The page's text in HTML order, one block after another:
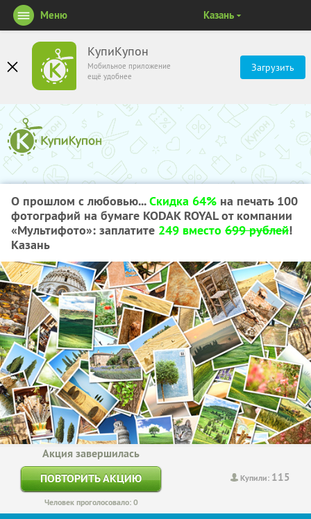
КупиКупон
Мобильное приложение
ещё удобнее
Загрузить
Меню Казань
О прошлом с любовью...Скидка 64% на печать 100
фотографий на бумаге KODAK ROYAL от компании
«Мультифото»: заплатите 249 вместо 699 рублей!
Казань
Купили: 115
Акция завершилась
ПОВТОРИТЬ АКЦИЮ
Человек проголосовало: 0